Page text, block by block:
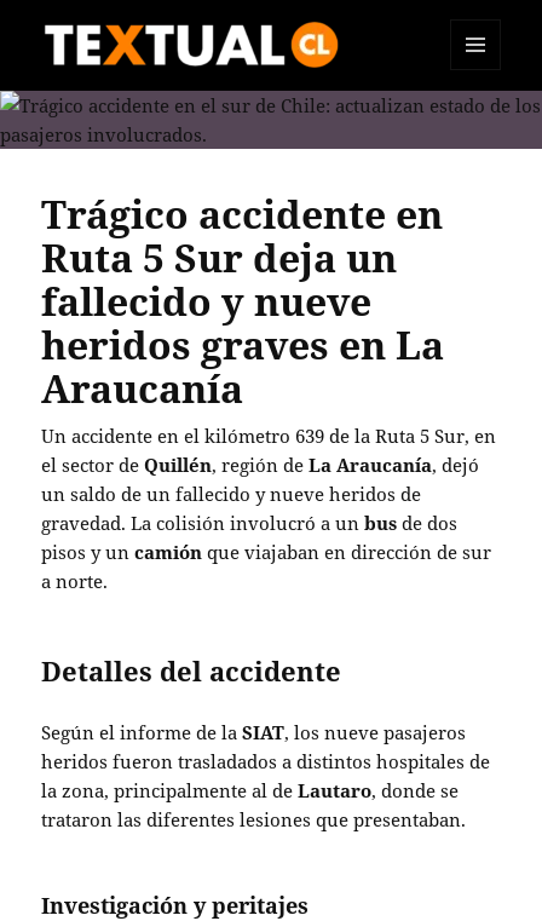
TEXTUAL
Y
Trágico accidente en
Ruta 5 Sur deja un
fallecido y nueve
heridos graves en La
Araucanía
Un accidente en el kilómetro 639 de la Ruta 5 Sur, en
el sector deQuillén, región deLa Araucanía, dejó
un saldo de un fallecido y nueve heridos de
gravedad. La colisión involucró a unbus de dos
pisos y uncamión que viajaban en dirección de sur
a norte.
Detalles del accidente
Según el informe de laSIAT, los nueve pasajeros
heridos fueron trasladados a distintos hospitales de
la zona, principalmente al deLautaro, donde se
trataron las diferentes lesiones que presentaban.
Investigación y peritajes